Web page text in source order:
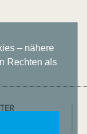
– nähere
Rechten als